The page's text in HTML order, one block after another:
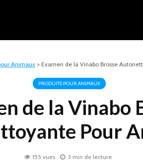
Animaux > Examen de la Vinabo Brosse
PRODUITS POUR ANIMAUX
de la Vinabo
Pour
155 vues 3 min de lecture